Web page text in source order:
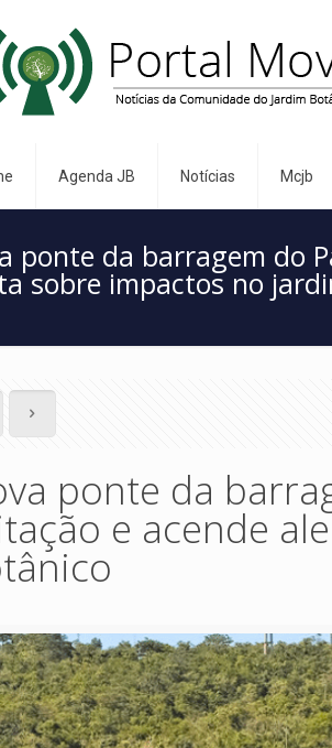
Agenda JB Notícias Mcjb
ponte da barragem do
sobre impactos no
ponte da
e acende